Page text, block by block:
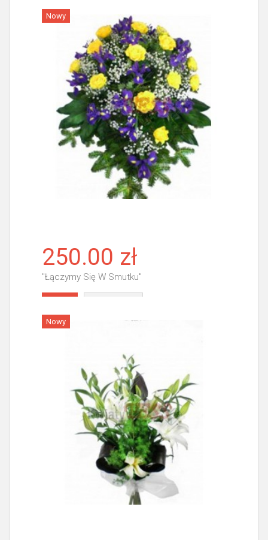
Więcej
Nowy
250.00 zł
"Łączymy Się W Smutku"
Nowy